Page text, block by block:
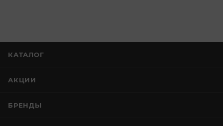
КАТАЛОГ
АКЦИИ
БРЕНДЫ